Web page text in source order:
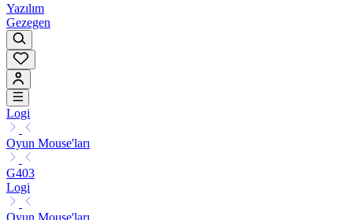
Yazılım
Gezegen
Logi
Oyun Mouse'ları
G403
Logi
Oyun Mouse'ları